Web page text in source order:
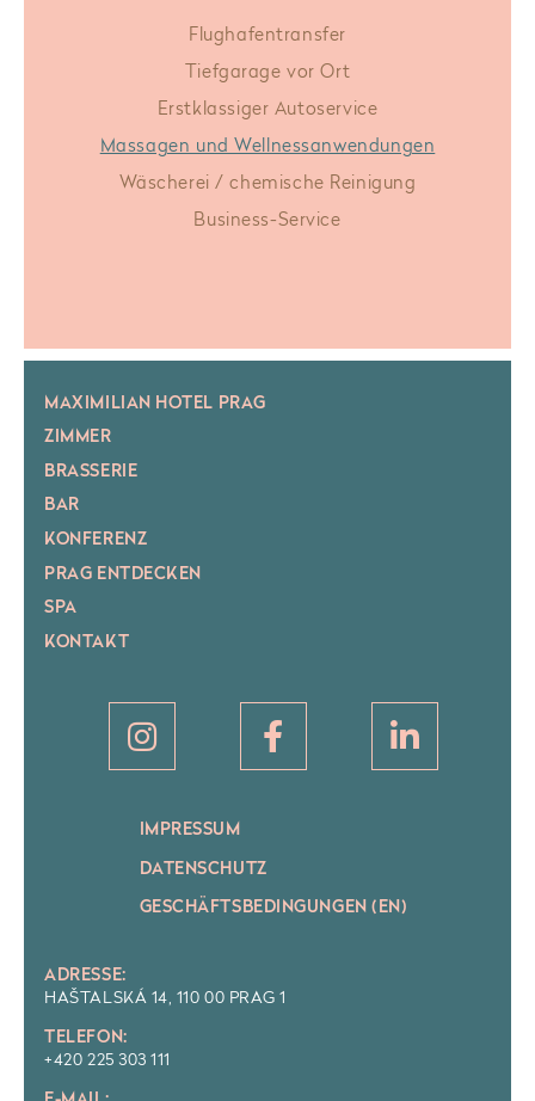
Flughafentransfer
Tiefgarage vor Ort
Erstklassiger Autoservice
Massagen und Wellnessanwendungen
Wäscherei / chemische Reinigung
Business-Service
MAXIMILIAN HOTEL PRAG
ZIMMER
BRASSERIE
BAR
KONFERENZ
PRAG ENTDECKEN
SPA
KONTAKT
IMPRESSUM
DATENSCHUTZ
GESCHÄFTSBEDINGUNGEN (EN)
ADRESSE:
HAŠTALSKÁ 14, 110 00 PRAG 1
TELEFON:
+420 225 303 111